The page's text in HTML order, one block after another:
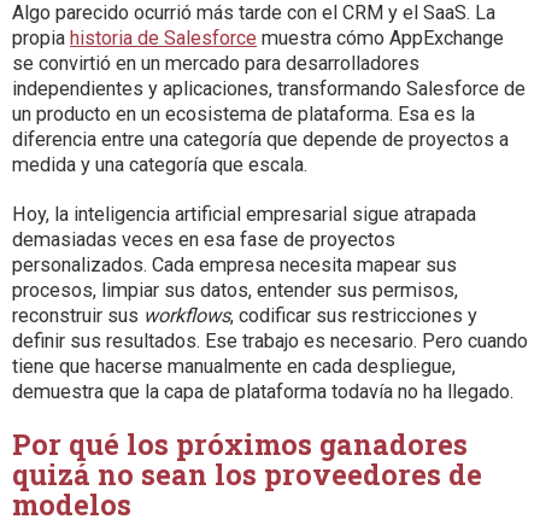
Algo parecido ocurrió más tarde con el CRM y el SaaS. La
propia historia de Salesforce muestra cómo AppExchange
se convirtió en un mercado para desarrolladores
independientes y aplicaciones, transformando Salesforce de
un producto en un ecosistema de plataforma. Esa es la
diferencia entre una categoría que depende de proyectos a
medida y una categoría que escala.
Hoy, la inteligencia artificial empresarial sigue atrapada
demasiadas veces en esa fase de proyectos
personalizados. Cada empresa necesita mapear sus
procesos, limpiar sus datos, entender sus permisos,
reconstruir sus workflows, codificar sus restricciones y
definir sus resultados. Ese trabajo es necesario. Pero cuando
tiene que hacerse manualmente en cada despliegue,
demuestra que la capa de plataforma todavía no ha llegado.
Por qué los próximos ganadores
quizá no sean los proveedores de
modelos